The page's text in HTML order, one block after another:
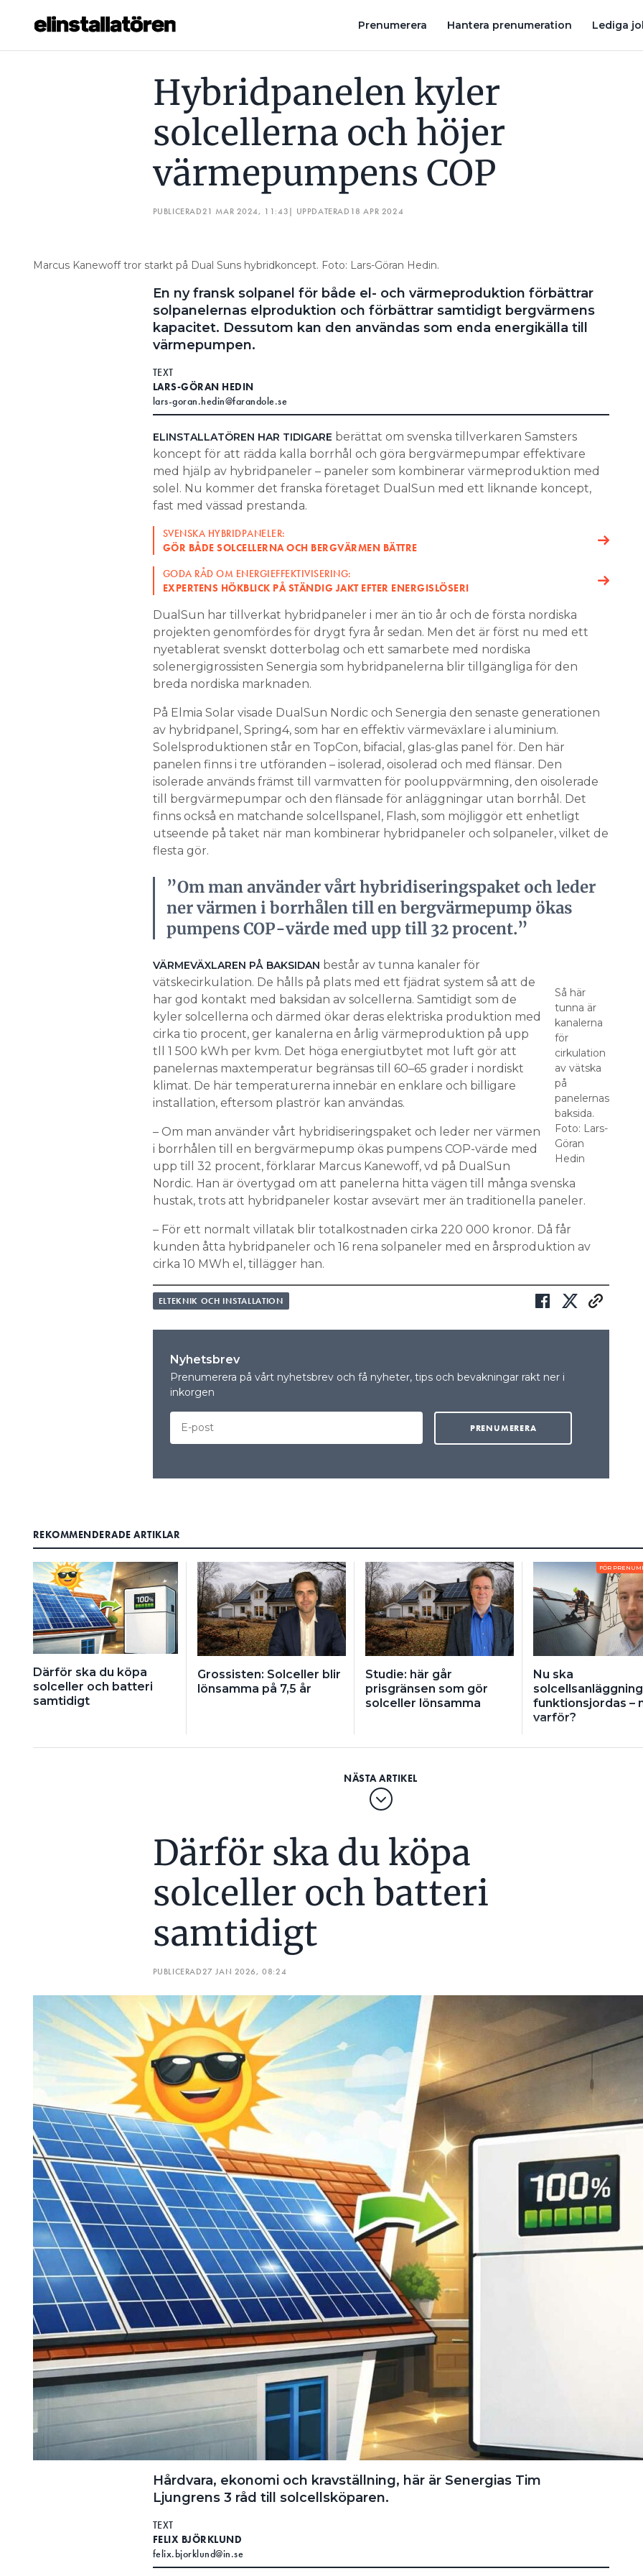
Prenumerera Hantera prenumeration Lediga
Hantera prenumeration
Hybridpanelen kyler
solcellerna och höjer
värmepumpens COP
PUBLICERAD21 MAR 2024, 11:43| UPPDATERAD 18 APR 2024
Marcus Kanewoff tror starkt på Dual Suns hybridkoncept. Foto: Lars-Göran Hedin.
En ny fransk solpanel för både el- och värmeproduktion förbättrar
solpanelernas elproduktion och förbättrar samtidigt bergvärmens
kapacitet. Dessutom kan den användas som enda energikälla till
värmepumpen.
TEXT
LARS-GÖRAN HEDIN
lars-goran.hedin@farandole.se
ELINSTALLATÖREN HAR TIDIGARE berättat om svenska tillverkaren Samsters
koncept för att rädda kalla borrhål och göra bergvärmepumpar effektivare
med hjälp av hybridpaneler – paneler som kombinerar värmeproduktion med
solel. Nu kommer det franska företaget DualSun med ett liknande koncept,
fast med vässad prestanda.
SVENSKA HYBRIDPANELER:
GÖR BÅDE SOLCELLERNA OCH BERGVÄRMEN BÄTTRE
GODA RÅD OM ENERGIEFFEKTIVISERING:
EXPERTENS HÖKBLICK PÅ STÄNDIG JAKT EFTER ENERGISLÖSERI
DualSun har tillverkat hybridpaneler i mer än tio år och de första nordiska
projekten genomfördes för drygt fyra år sedan. Men det är först nu med ett
nyetablerat svenskt dotterbolag och ett samarbete med nordiska
solenergigrossisten Senergia som hybridpanelerna blir tillgängliga för den
breda nordiska marknaden.
På Elmia Solar visade DualSun Nordic och Senergia den senaste generationen
av hybridpanel, Spring4, som har en effektiv värmeväxlare i aluminium.
Solelsproduktionen står en TopCon, bifacial, glas-glas panel för. Den här
panelen finns i tre utföranden – isolerad, oisolerad och med flänsar. Den
isolerade används främst till varmvatten för pooluppvärmning, den oisolerade
till bergvärmepumpar och den flänsade för anläggningar utan borrhål. Det
finns också en matchande solcellspanel, Flash, som möjliggör ett enhetligt
utseende på taket när man kombinerar hybridpaneler och solpaneler, vilket de
flesta gör.
”Om man använder vårt hybridiseringspaket och leder
ner värmen i borrhålen till en bergvärmepump ökas
pumpens COP-värde med upp till 32 procent.”
Så här
tunna är
kanalerna
för
cirkulation
av vätska
på
panelernas
baksida.
Foto: Lars-
Göran
Hedin
VÄRMEVÄXLAREN PÅ BAKSIDAN består av tunna kanaler för
vätskecirkulation. De hålls på plats med ett fjädrat system så att de
har god kontakt med baksidan av solcellerna. Samtidigt som de
kyler solcellerna och därmed ökar deras elektriska produktion med
cirka tio procent, ger kanalerna en årlig värmeproduktion på upp
tll 1 500 kWh per kvm. Det höga energiutbytet mot luft gör att
panelernas maxtemperatur begränsas till 60–65 grader i nordiskt
klimat. De här temperaturerna innebär en enklare och billigare
installation, eftersom plaströr kan användas.
– Om man använder vårt hybridiseringspaket och leder ner värmen
i borrhålen till en bergvärmepump ökas pumpens COP-värde med
upp till 32 procent, förklarar Marcus Kanewoff, vd på DualSun
Nordic. Han är övertygad om att panelerna hitta vägen till många svenska
hustak, trots att hybridpaneler kostar avsevärt mer än traditionella paneler.
– För ett normalt villatak blir totalkostnaden cirka 220 000 kronor. Då får
kunden åtta hybridpaneler och 16 rena solpaneler med en årsproduktion av
cirka 10 MWh el, tillägger han.
ELTEKNIK OCH INSTALLATION
Nyhetsbrev
Prenumerera på vårt nyhetsbrev och få nyheter, tips och bevakningar rakt ner i
inkorgen
REKOMMENDERADE ARTIKLAR
Därför ska du köpa
solceller och batteri
samtidigt
Grossisten: Solceller blir
lönsamma på 7,5 år
Studie: här går
prisgränsen som gör
solceller lönsamma
FÖR
Nu ska
funktionsjordas –
varför?
Därför ska du köpa
solceller och batteri
samtidigt
PUBLICERAD27 JAN 2026, 08:24
Hårdvara, ekonomi och kravställning, här är Senergias Tim
Ljungrens 3 råd till solcellsköparen.
TEXT
FELIX BJÖRKLUND
felix.bjorklund@in.se
HYBRIDPANELEN KYLER SOLCELLERNA OCH HÖJER VÄRMEPUMPENS COP DÄRFÖR SKA DU KÖPA SOLCELLER OCH BATTERI